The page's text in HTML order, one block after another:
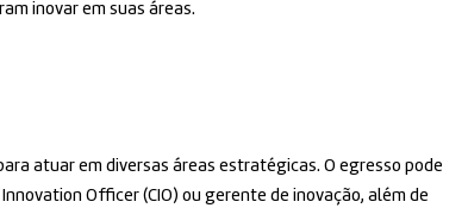
inovar em suas áreas.
atuar em diversas áreas estratégicas. O egresso pode
Officer (CIO) ou gerente de inovação, além de